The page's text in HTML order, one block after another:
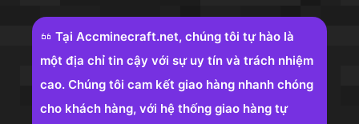
Tại Accminecraft.net, chúng tôi tự hào là
một địa chỉ tin cậy với sự uy tín và trách nhiệm
cao. Chúng tôi cam kết giao hàng nhanh chóng
cho khách hàng, với hệ thống giao hàng tự